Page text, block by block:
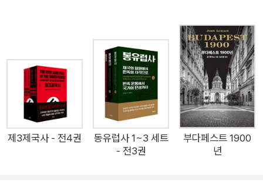
소련-아프가니스탄 전쟁(100만 명), 이란-이라크 전쟁(68만
명), 레바논 전쟁(15만 명)…. 이는 1945년 제2차 세계대전 종전
이후 1990년까지 45년 동안, 동아시아에서 동남·서아시아를 거
쳐 중동에 이르기까지 아시아 전역에서 벌어진 전쟁과 폭력의 현
장, 그리고 희생된 이들의 수를 가리킨다. 제2차 세계대전 이후
냉전 시기, 역설적이게도 서구가 ‘장기 평화The Long Peac
e’의 시간을 누리는 동안, 아시아는 왜 이토록 참혹한 시간을 견
뎌내야만 했을까? 이 책이 출간되는 2023년 현재에도 아시아의
제3제국사 - 전4권
동유럽사 1~3 세트
- 전3권
부다페스트 1900
년